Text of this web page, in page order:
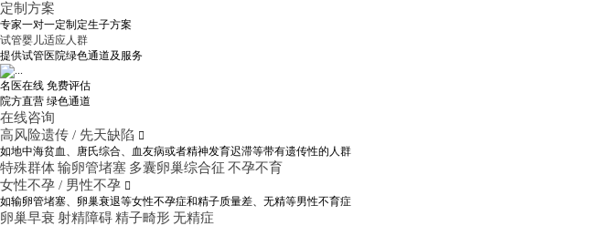
定制方案
专家一对一定制定生子方案
试管婴儿适应人群
提供试管医院绿色通道及服务
名医在线 免费评估
院方直营 绿色通道
在线咨询
高风险遗传 / 先天缺陷 
如地中海贫血、唐氏综合、血友病或者精神发育迟滞等带有遗传性的人群
特殊群体输卵管堵塞 多囊卵巢综合征 不孕不育
女性不孕 / 男性不孕 
如输卵管堵塞、卵巢衰退等女性不孕症和精子质量差、无精等男性不育症
卵巢早衰射精障碍精子畸形 无精症